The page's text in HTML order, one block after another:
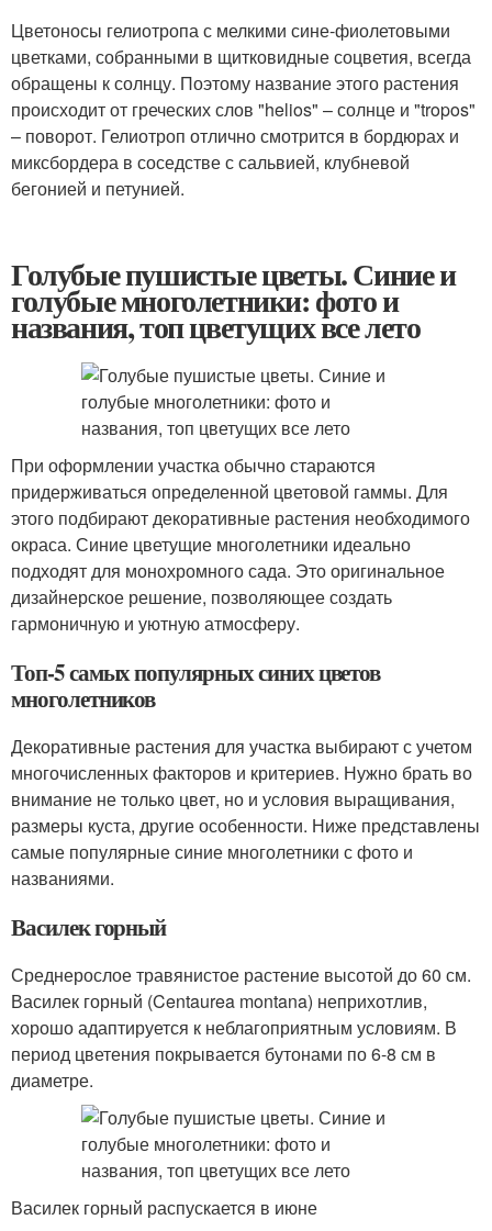
Цветоносы гелиотропа с мелкими сине-фиолетовыми
цветками, собранными в щитковидные соцветия, всегда
обращены к солнцу. Поэтому название этого растения
происходит от греческих слов "helios" – солнце и "tropos"
– поворот. Гелиотроп отлично смотрится в бордюрах и
миксбордера в соседстве с сальвией, клубневой
бегонией и петунией.
Голубые пушистые цветы. Синие и
голубые многолетники: фото и
названия, топ цветущих все лето
При оформлении участка обычно стараются
придерживаться определенной цветовой гаммы. Для
этого подбирают декоративные растения необходимого
окраса. Синие цветущие многолетники идеально
подходят для монохромного сада. Это оригинальное
дизайнерское решение, позволяющее создать
гармоничную и уютную атмосферу.
Топ-5 самых популярных синих цветов
многолетников
Декоративные растения для участка выбирают с учетом
многочисленных факторов и критериев. Нужно брать во
внимание не только цвет, но и условия выращивания,
размеры куста, другие особенности. Ниже представлены
самые популярные синие многолетники с фото и
названиями.
Василек горный
Среднерослое травянистое растение высотой до 60 см.
Василек горный (Centaurea montana) неприхотлив,
хорошо адаптируется к неблагоприятным условиям. В
период цветения покрывается бутонами по 6-8 см в
диаметре.
Василек горный распускается в июне